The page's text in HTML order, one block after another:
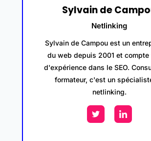
Sylvain de
Netlinking
Sylvain de Campou est un
du web depuis 2001 et compte
d'expérience dans le SEO.
formateur, c'est un
netlinking.